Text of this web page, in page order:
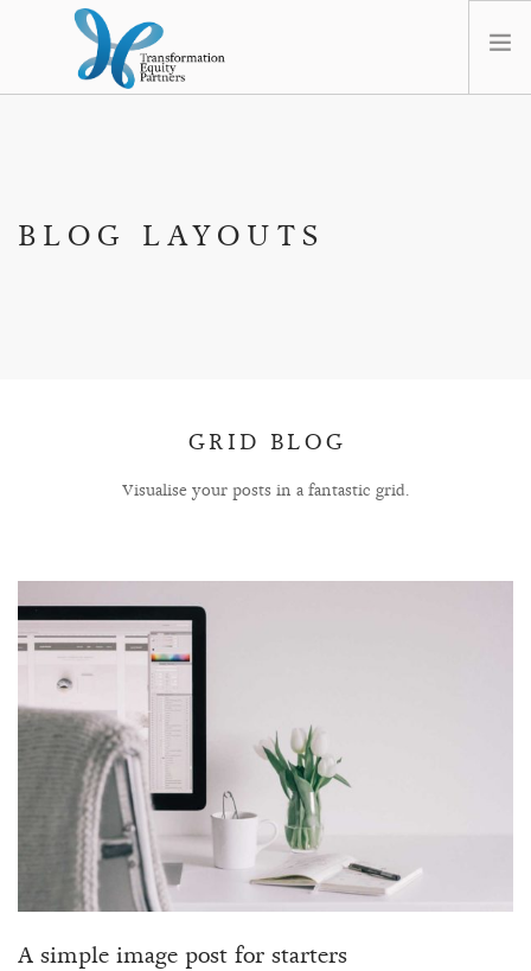
OPT-OUT PREFERENCES
BLOG LAYOUTS
GRID BLOG
Visualise your posts in a fantastic grid.
A simple image post for starters